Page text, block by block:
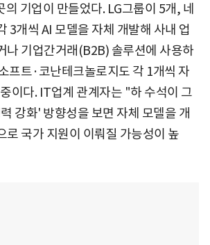
의 기업이 만들었다. LG그룹이 5개, 네
3개씩 AI 모델을 자체 개발해 사내 업
나 기업간거래(B2B) 솔루션에 사용하
프트·코난테크놀로지도 각 1개씩 자
이다. IT업계 관계자는 "하 수석이 그
강화' 방향성을 보면 자체 모델을 개
로 국가 지원이 이뤄질 가능성이 높